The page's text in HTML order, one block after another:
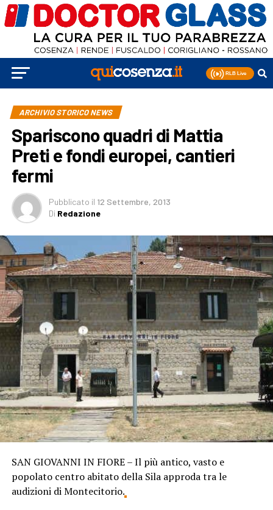
ARCHIVIO STORICO NEWS
Spariscono quadri di Mattia
Preti e fondi europei, cantieri
fermi
Pubblicato il 12 Settembre, 2013
Di Redazione
SAN GIOVANNI IN FIORE – Il più antico, vasto e
popolato centro abitato della Sila approda tra le
audizioni di Montecitorio.